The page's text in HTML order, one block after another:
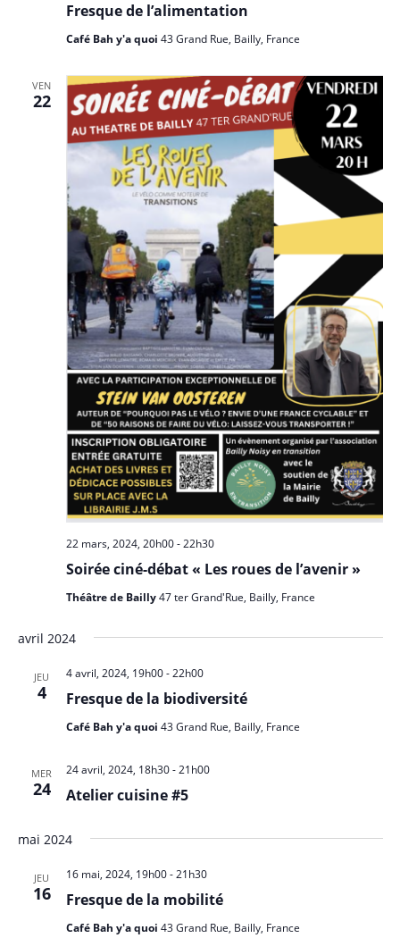
Fresque de l’alimentation
Café Bah y'a quoi 43 Grand Rue, Bailly, France
VEN
22
Soirée ciné-débat « Les roues de l’avenir »
22 mars, 2024, 20h00-22h30
Théâtre de Bailly47 ter Grand'Rue, Bailly, France
avril 2024
JEU
4 Fresque de la biodiversité
4 avril, 2024, 19h00-22h00
Café Bah y'a quoi 43 Grand Rue, Bailly, France
MER
24 Atelier cuisine #5
24 avril, 2024, 18h30-21h00
mai 2024
JEU
16 Fresque de la mobilité
16 mai, 2024, 19h00-21h30
Café Bah y'a quoi 43 Grand Rue, Bailly, France